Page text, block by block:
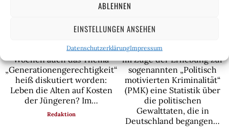
ABLEHNEN
EINSTELLUNGEN ANSEHEN
DatenschutzerklärungImpressum
Hauskauf – Doch, die Boomer
hatten es leichter
ist in den vergangenen
Wochen auch das Thema
„Generationengerechtigkeit“
heiß diskutiert worden:
Leben die Alten auf Kosten
der Jüngeren? Im…
Redaktion
heruntergespielte Gefahr
für unser Zusammenleben
Bundesinnenministerium
im Zuge der Erhebung zur
sogenannten „Politisch
motivierten Kriminalität“
(PMK) eine Statistik über
die politischen
Gewalttaten, die in
Deutschland begangen…